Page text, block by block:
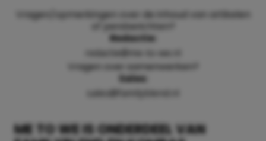
ME TO WE IS ONDERDEEL VAN
Vragen/opmerkingen over de inhoud van artikelen
of persberichten?
Redactie:
redactie@me-to-we.nl
Vragen over samenwerken?
Sales:
sales@familyblend.nl